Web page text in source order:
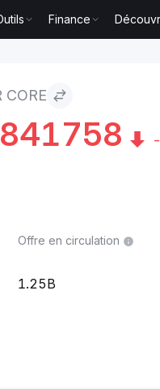
Finance
CORE
Offre en circulation
1.25B